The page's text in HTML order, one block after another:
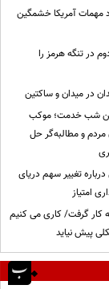
مهمات آمریکا خشمگین
در تنگه هرمز را
در میدان و ساکتین
شب خدمت؛ موکب
مردم و مطالبه‌گر حل
تغییر سهم دریای
امتیاز
به کار گرفت/ کاری می کنیم
پیش نیاید